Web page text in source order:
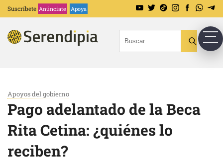
Suscríbete Anúnciate Apoya
Apoyos del gobierno
Pago adelantado de la Beca
Rita Cetina: ¿quiénes lo
reciben?